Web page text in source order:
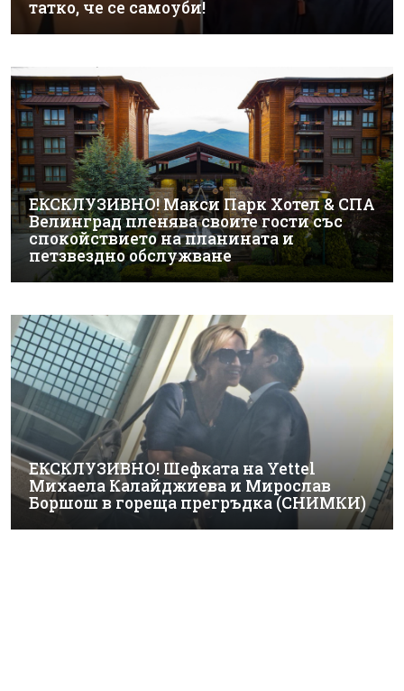
татко, че се самоуби!
ЕКСКЛУЗИВНО! Макси Парк Хотел & СПА
Велинград пленява своите гости със
спокойствието на планината и
петзвездно обслужване
ЕКСКЛУЗИВНО! Шефката на Yettel
Михаела Калайджиева и Мирослав
Боршош в гореща прегръдка (СНИМКИ)